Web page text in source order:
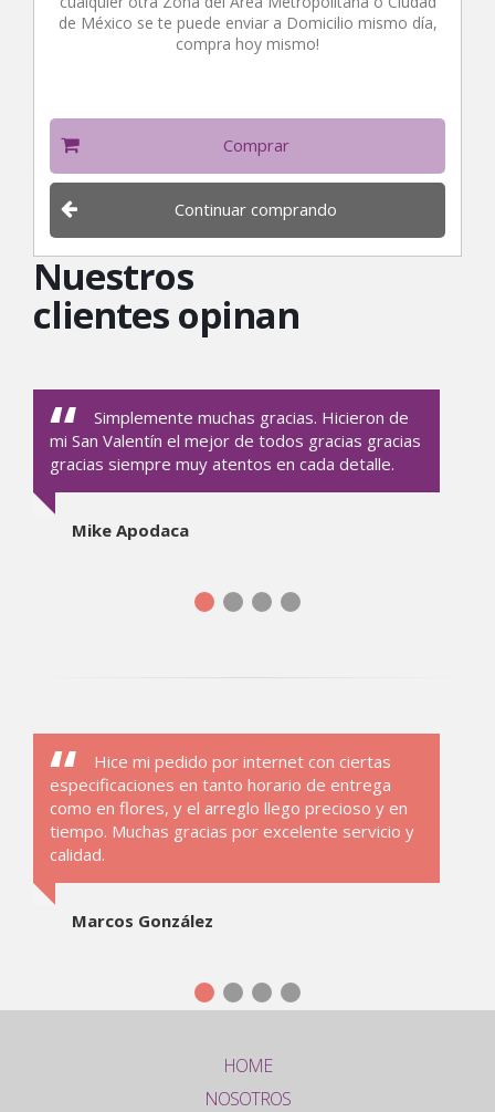
de México se te puede enviar a Domicilio mismo día,
compra hoy mismo!
Comprar
Continuar comprando
Nuestros
clientes opinan
Simplemente muchas gracias. Hicieron de
mi San Valentín el mejor de todos gracias gracias
gracias siempre muy atentos en cada detalle.
Mike Apodaca
Hice mi pedido por internet con ciertas
especificaciones en tanto horario de entrega
como en flores, y el arreglo llego precioso y en
tiempo. Muchas gracias por excelente servicio y
calidad.
Marcos González
HOME
NOSOTROS